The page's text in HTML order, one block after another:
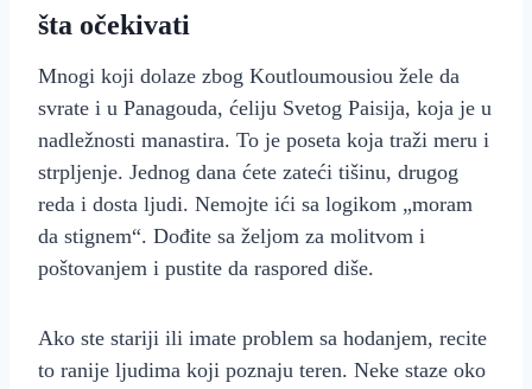
šta očekivati
Mnogi koji dolaze zbog Koutloumousiou žele da
svrate i u Panagouda, ćeliju Svetog Paisija, koja je u
nadležnosti manastira. To je poseta koja traži meru i
strpljenje. Jednog dana ćete zateći tišinu, drugog
reda i dosta ljudi. Nemojte ići sa logikom „moram
da stignem“. Dođite sa željom za molitvom i
poštovanjem i pustite da raspored diše.
Ako ste stariji ili imate problem sa hodanjem, recite
to ranije ljudima koji poznaju teren. Neke staze oko